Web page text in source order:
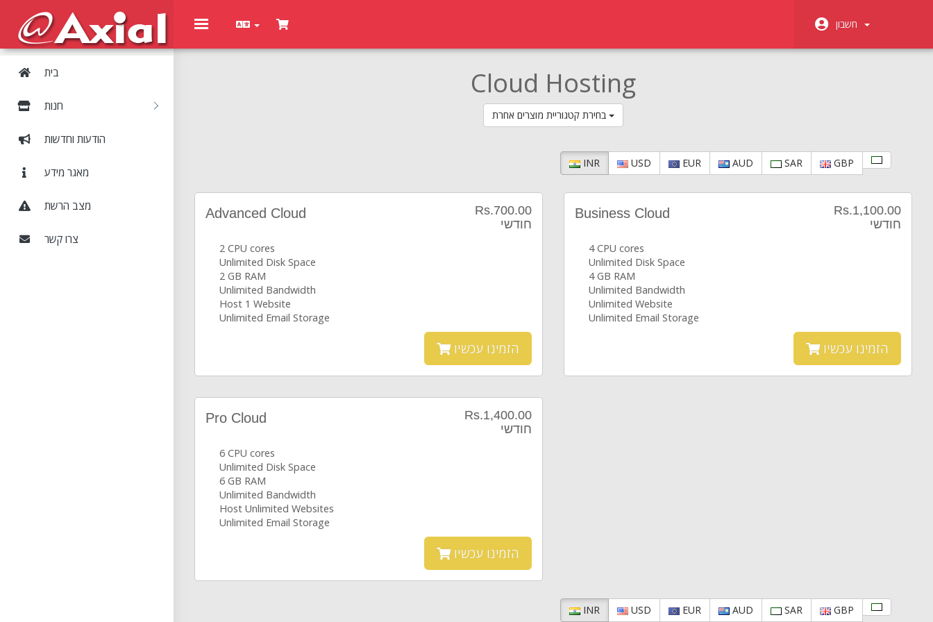
Toggle
בית
הודעות וחדשות
מאגר מידע
מצב הרשת
צרו קשר
Cloud Hosting
INR USD EUR AUD SAR GBP
Rs.700.00
חודשי
Advanced Cloud
2 CPU cores
Unlimited Disk Space
2 GB RAM
Unlimited Bandwidth
Host 1 Website
Unlimited Email Storage
הזמינו עכשיו
Rs.1,100.00
חודשי
Business Cloud
4 CPU cores
Unlimited Disk Space
4 GB RAM
Unlimited Bandwidth
Unlimited Website
Unlimited Email Storage
הזמינו עכשיו
Rs.1,400.00
חודשי
Pro Cloud
6 CPU cores
Unlimited Disk Space
6 GB RAM
Unlimited Bandwidth
Host Unlimited Websites
Unlimited Email Storage
הזמינו עכשיו
INR USD EUR AUD SAR GBP